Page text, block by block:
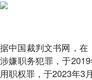
据中国裁判文书网，
涉嫌职务犯罪，于
用职权罪，于2023年3